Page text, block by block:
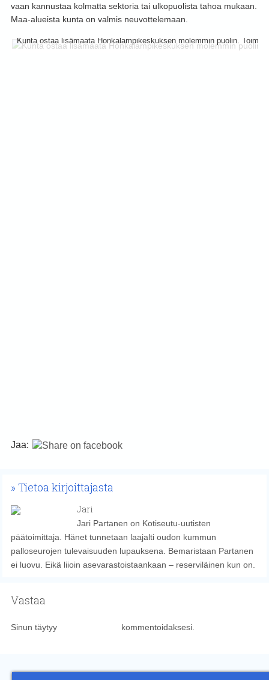
vaan kannustaa kolmatta sektoria tai ulkopuolista tahoa mukaan.
Maa-alueista kunta on valmis neuvottelemaan.
Kunta ostaa lisämaata Honkalampikeskuksen molemmin puolin.
Jaa:
Tietoa kirjoittajasta
Jari
Jari Partanen on Kotiseutu-uutisten
päätoimittaja. Hänet tunnetaan laajalti oudon kummun
palloseurojen tulevaisuuden lupauksena. Bemaristaan Partanen
ei luovu. Eikä liioin asevarastoistaankaan – reserviläinen kun on.
Vastaa
Sinun täytyy kommentoidaksesi.